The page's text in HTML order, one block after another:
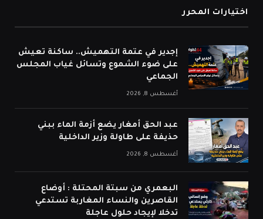
اختيارات المحرر
إجدير في عتمة التهميش.. ساكنة تعيش
على ضوء الشموع وتسائل غياب المجلس
الجماعي
أغسطس 8, 2026
عبد الحق أمغار يضع أزمة الماء ببني
حذيفة على طاولة وزير الداخلية
أغسطس 8, 2026
البعمري من سبتة المحتلة : أوضاع
القاصرين والنساء المغاربة تستدعي
تدخلا لإيجاد حلول عاجلة